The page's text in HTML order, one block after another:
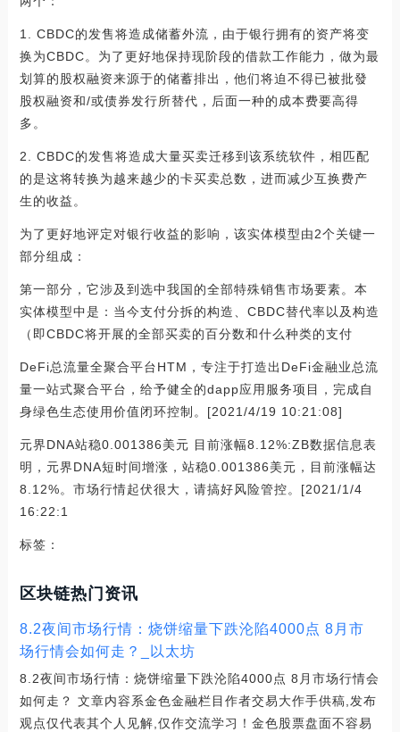
1. CBDC的发售将造成储蓄外流，由于银行拥有的资产将变
换为CBDC。为了更好地保持现阶段的借款工作能力，做为最
划算的股权融资来源于的储蓄排出，他们将迫不得已被批發
股权融资和/或债券发行所替代，后面一种的成本费要高得
多。
2. CBDC的发售将造成大量买卖迁移到该系统软件，相匹配
的是这将转换为越来越少的卡买卖总数，进而减少互换费产
生的收益。
为了更好地评定对银行收益的影响，该实体模型由2个关键一
部分组成：
第一部分，它涉及到选中我国的全部特殊销售市场要素。本
实体模型中是：当今支付分拆的构造、CBDC替代率以及构造
（即CBDC将开展的全部买卖的百分数和什么种类的支付
DeFi总流量全聚合平台HTM，专注于打造出DeFi金融业总流
量一站式聚合平台，给予健全的dapp应用服务项目，完成自
身绿色生态使用价值闭环控制。[2021/4/19 10:21:08]
元界DNA站稳0.001386美元 目前涨幅8.12%:ZB数据信息表
明，元界DNA短时间增涨，站稳0.001386美元，目前涨幅达
8.12%。市场行情起伏很大，请搞好风险管控。[2021/1/4
16:22:1
标签：
区块链热门资讯
8.2夜间市场行情：烧饼缩量下跌沦陷4000点 8月市
场行情会如何走？_以太坊
8.2夜间市场行情：烧饼缩量下跌沦陷4000点 8月市场行情会
如何走？ 文章内容系金色金融栏目作者交易大作手供稿,发布
观点仅代表其个人见解,仅作交流学习！金色股票盘面不容易